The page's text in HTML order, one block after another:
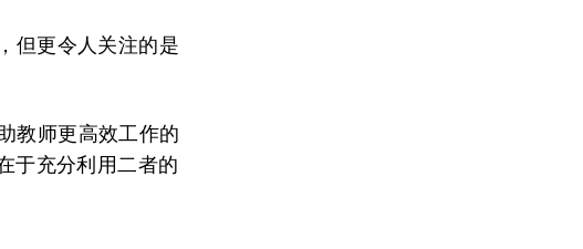
但更令人关注的是
教师更高效工作的
于充分利用二者的